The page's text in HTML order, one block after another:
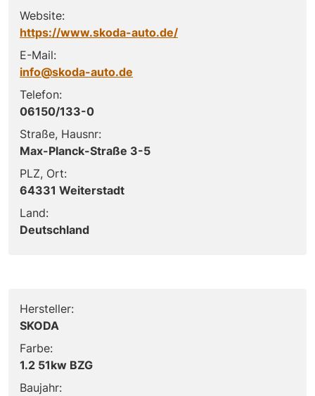
Website:
https://www.skoda-auto.de/
E-Mail:
info@skoda-auto.de
Telefon:
06150/133-0
Straße, Hausnr:
Max-Planck-Straße 3-5
PLZ, Ort:
64331 Weiterstadt
Land:
Deutschland
Hersteller:
SKODA
Farbe:
1.2 51kw BZG
Baujahr: